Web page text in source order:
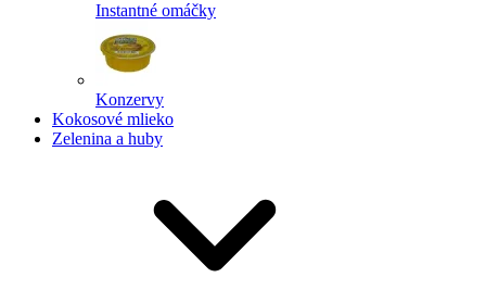
Instantné omáčky
Konzervy
Kokosové mlieko
Zelenina a huby